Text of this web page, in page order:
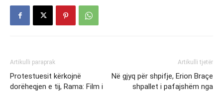
Artikulli paraprak
Protestuesit kërkojnë
dorëheqjen e tij, Rama: Film i
Artikulli tjetër
Në gjyq për shpifje, Erion Braçe
shpallet i pafajshëm nga